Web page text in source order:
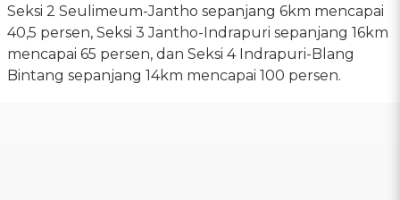
Seksi 2 Seulimeum-Jantho sepanjang 6km mencapai
40,5 persen, Seksi 3 Jantho-Indrapuri sepanjang 16km
mencapai 65 persen, dan Seksi 4 Indrapuri-Blang
Bintang sepanjang 14km mencapai 100 persen.